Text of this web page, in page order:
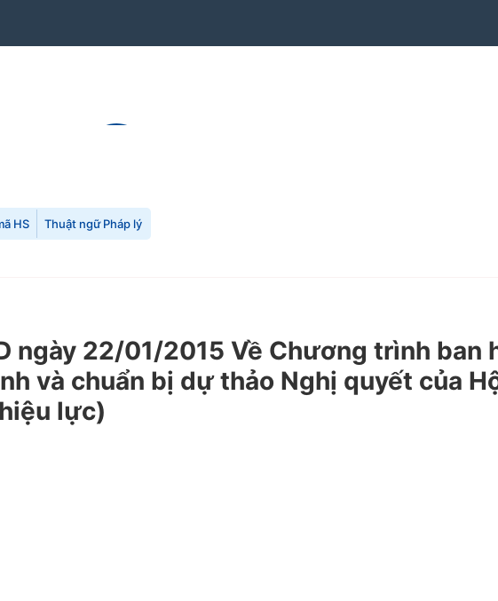
HS Thuật ngữ Pháp lý
ngày 22/01/2015 Về Chương trình ban
và chuẩn bị dự thảo Nghị quyết của
lực)